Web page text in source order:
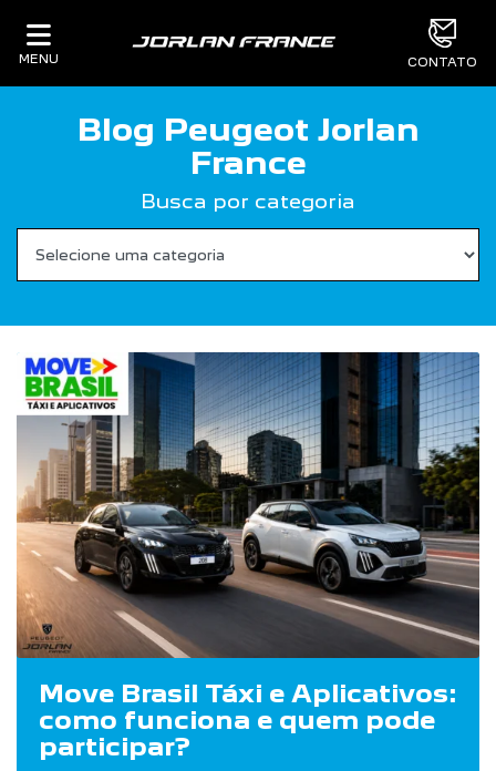
MENU CONTATO
Blog Peugeot Jorlan
France
Busca por categoria
Move Brasil Táxi e Aplicativos:
como funciona e quem pode
participar?